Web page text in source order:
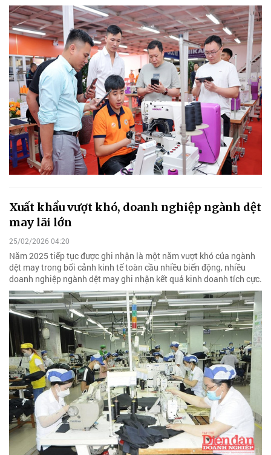
Xuất khẩu vượt khó, doanh nghiệp ngành dệt
may lãi lớn
25/02/2026 04:20
Năm 2025 tiếp tục được ghi nhận là một năm vượt khó của ngành
dệt may trong bối cảnh kinh tế toàn cầu nhiều biến động, nhiều
doanh nghiệp ngành dệt may ghi nhận kết quả kinh doanh tích cực.